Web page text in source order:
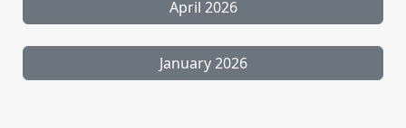
April 2026
January 2026